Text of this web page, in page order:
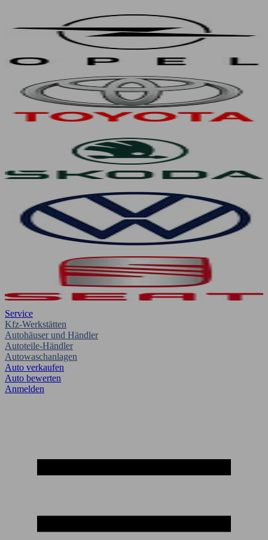
Service
Kfz-Werkstätten
Autohäuser und Händler
Autoteile-Händler
Autowaschanlagen
Auto verkaufen
Auto bewerten
Anmelden